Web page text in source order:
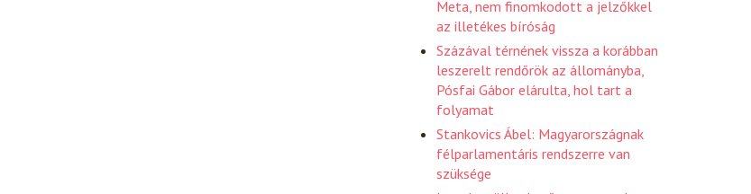
Meta, nem finomkodott a jelzőkkel
az illetékes bíróság
Százával térnének vissza a korábban
leszerelt rendőrök az állományba,
Pósfai Gábor elárulta, hol tart a
folyamat
Stankovics Ábel: Magyarországnak
félparlamentáris rendszerre van
szüksége